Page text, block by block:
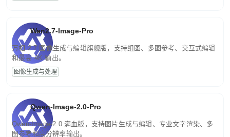
Wan2.7-Image-Pro
万相 2.7 图像生成与编辑旗舰版，支持组图、多图参考、交互式编辑
和最高 4K 输出。
图像生成与处理
Qwen-Image-2.0-Pro
Qwen-Image-2.0 满血版，支持图片生成与编辑、专业文字渲染、多
图参考和高分辨率输出。